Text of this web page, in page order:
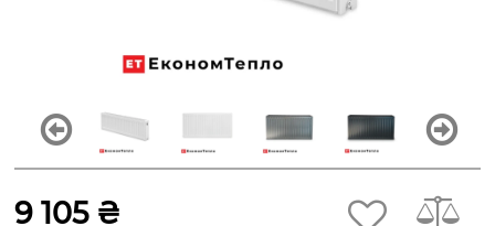
9 105 ₴